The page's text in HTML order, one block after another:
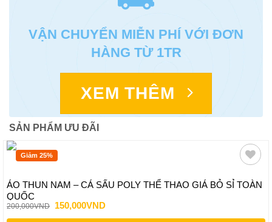
VẬN CHUYỂN MIỄN PHÍ VỚI ĐƠN
HÀNG TỪ 1TR
XEM THÊM
SẢN PHẨM ƯU ĐÃI
Giảm 25%
ÁO THUN NAM – CÁ SẤU POLY THỂ THAO GIÁ BỎ SỈ TOÀN
QUỐC
200,000VND
Giá
là:
150,000VNDGiá
tại